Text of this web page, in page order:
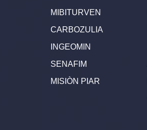
MIBITURVEN
CARBOZULIA
INGEOMIN
SENAFIM
MISIÒN PIAR